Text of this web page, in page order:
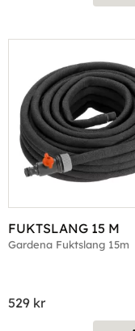
FUKTSLANG 15 M
Gardena Fuktslang 15m
529 kr